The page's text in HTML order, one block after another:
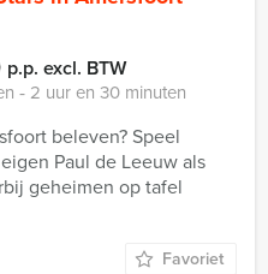
p.p. excl. BTW
‐ 2 uur en 30 minuten
beleven? Speel
Paul de Leeuw als
geheimen op tafel
Favoriet